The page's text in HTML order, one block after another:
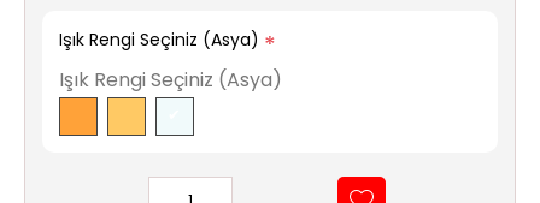
Işık Rengi Seçiniz (Asya) *
Işık Rengi Seçiniz (Asya)